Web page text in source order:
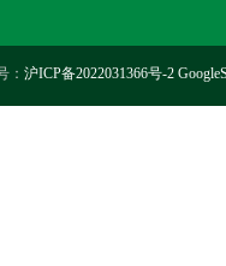
： 沪ICP备2022031366号-2